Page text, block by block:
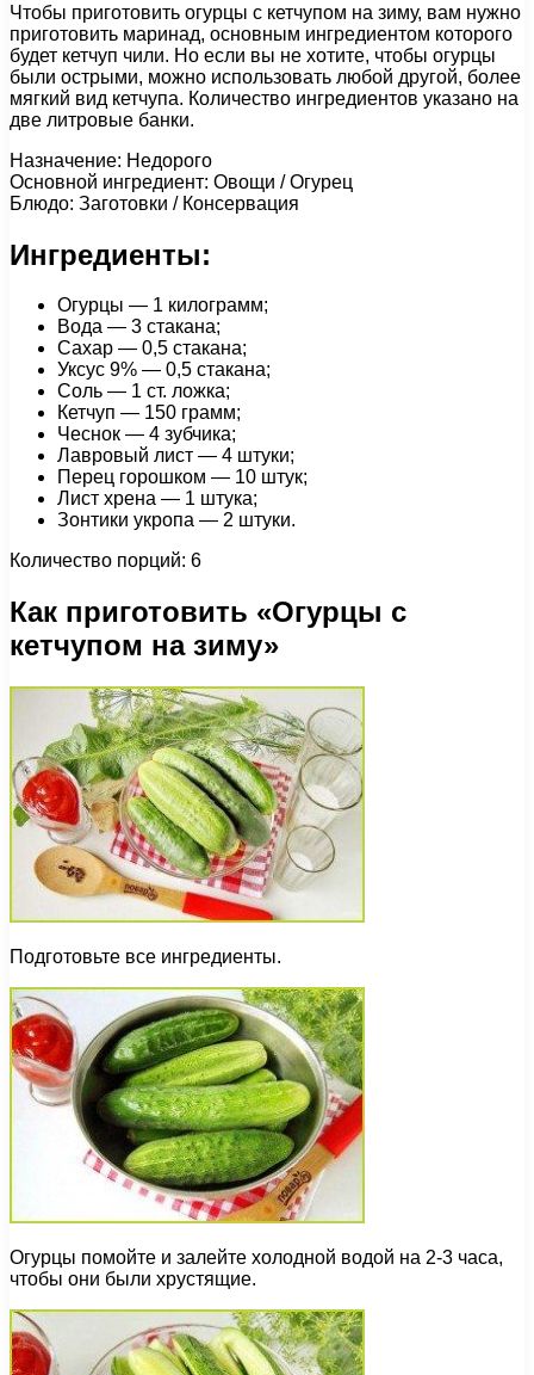
Чтобы приготовить огурцы с кетчупом на зиму, вам нужно
приготовить маринад, основным ингредиентом которого
будет кетчуп чили. Но если вы не хотите, чтобы огурцы
были острыми, можно использовать любой другой, более
мягкий вид кетчупа. Количество ингредиентов указано на
две литровые банки.
Назначение: Недорого
Основной ингредиент: Овощи / Огурец
Блюдо: Заготовки / Консервация
Ингредиенты:
Огурцы — 1 килограмм;
Вода — 3 стакана;
Сахар — 0,5 стакана;
Уксус 9% — 0,5 стакана;
Соль — 1 ст. ложка;
Кетчуп — 150 грамм;
Чеснок — 4 зубчика;
Лавровый лист — 4 штуки;
Перец горошком — 10 штук;
Лист хрена — 1 штука;
Зонтики укропа — 2 штуки.
Количество порций: 6
Как приготовить «Огурцы с
кетчупом на зиму»
Подготовьте все ингредиенты.
Огурцы помойте и залейте холодной водой на 2-3 часа,
чтобы они были хрустящие.